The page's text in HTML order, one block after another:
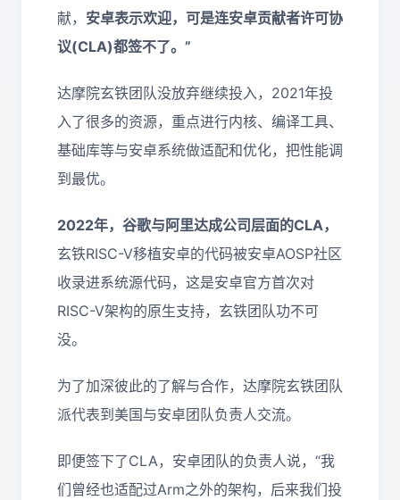
献， 安卓表示欢迎，可是连安卓贡献者许可协
议(CLA)都签不了。”
达摩院玄铁团队没放弃继续投入，2021年投
入了很多的资源，重点进行内核、编译工具、
基础库等与安卓系统做适配和优化，把性能调
到最优。
2022年，谷歌与阿里达成公司层面的CLA，
玄铁RISC-V移植安卓的代码被安卓AOSP社区
收录进系统源代码，这是安卓官方首次对
RISC-V架构的原生支持，玄铁团队功不可
没。
为了加深彼此的了解与合作，达摩院玄铁团队
派代表到美国与安卓团队负责人交流。
即便签下了CLA，安卓团队的负责人说，“我
们曾经也适配过Arm之外的架构，后来我们投